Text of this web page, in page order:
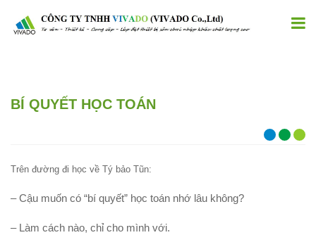
BÍ QUYẾT HỌC TOÁN
Trên đường đi học về Tý bảo Tũn:
– Cậu muốn có “bí quyết” học toán nhớ lâu không?
– Làm cách nào, chỉ cho mình với.